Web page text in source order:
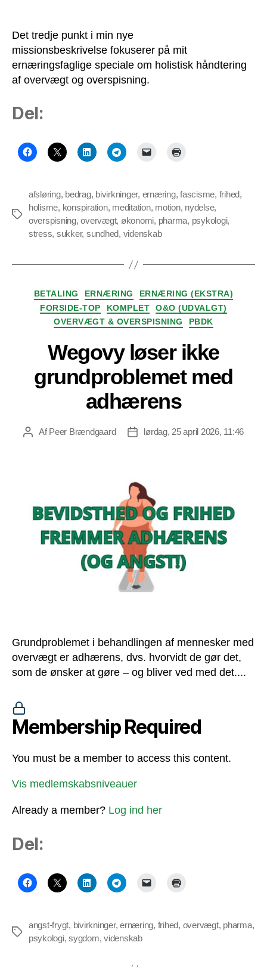
Det tredje punkt i min nye
missionsbeskrivelse fokuserer på mit
ernæringsfaglige speciale om holistisk håndtering
af overvægt og overspisning.
Del:
Tags
afsløring, bedrag, bivirkninger, ernæring,fascisme, frihed,
holisme, konspiration, meditation, motion, nydelse,
overspisning,overvægt, økonomi, pharma, psykologi,
stress, sukker, sundhed, videnskab
Kategorier
BETALING ERNÆRING
ERNÆRING (EKSTRA)
FORSIDE-TOP
KOMPLET
O&O (UDVALGT)
OVERVÆGT & OVERSPISNING
PBDK
Wegovy løser ikke
grundproblemet med
adhærens
Indlægsforfatter
AfPeer Brændgaard Indlægsdato
lørdag, 25 april 2026, 11:46
Grundproblemet i behandlingen af mennesker med
overvægt er adhærens, dvs. hvorvidt de gør det,
som de ønsker at gøre ‒ og bliver ved med det....
Membership Required
You must be a member to access this content.
Vis medlemskabsniveauer
Already a member? Log ind her
Del:
Tags
angst-frygt, bivirkninger,ernæring, frihed, overvægt, pharma,
psykologi,sygdom,videnskab